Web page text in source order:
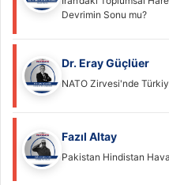
Devrimin Sonu mu?
Dr. Eray Güçlüer
NATO Zirvesi'nde
Fazıl Altay
Pakistan Hindistan